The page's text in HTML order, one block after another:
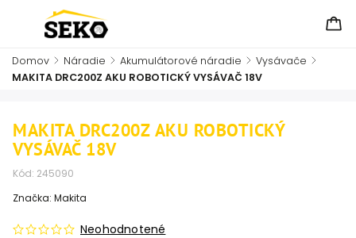
Domov / Náradie / Akumulátorové náradie / Vysávače /
MAKITA DRC200Z AKU ROBOTICKÝ VYSÁVAČ 18V
MAKITA DRC200Z AKU ROBOTICKÝ
VYSÁVAČ 18V
Kód: 245090
Neohodnotené
Značka: Makita